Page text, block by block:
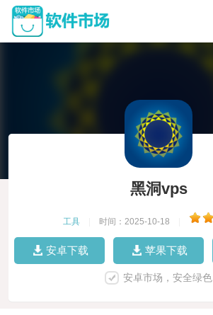
黑洞vps
工具 时间：2025-10-18
安卓下载 苹果下载
安卓市场，安全绿色